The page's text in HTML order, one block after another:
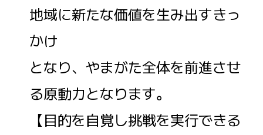
地域に新たな価値を生み出すきっ
かけ
となり、やまがた全体を前進させ
る原動力となります。
【目的を自覚し挑戦を実行できる